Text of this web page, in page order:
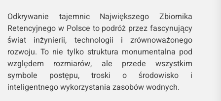
Odkrywanie tajemnic Największego Zbiornika
Retencyjnego w Polsce to podróż przez fascynujący
świat inżynierii, technologii i zrównoważonego
rozwoju. To nie tylko struktura monumentalna pod
względem rozmiarów, ale przede wszystkim
symbole postępu, troski o środowisko i
inteligentnego wykorzystania zasobów wodnych.